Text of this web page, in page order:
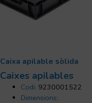
Caixa apilable sòlida
Caixes apilables
Codi: 9230001522
Dimensions: